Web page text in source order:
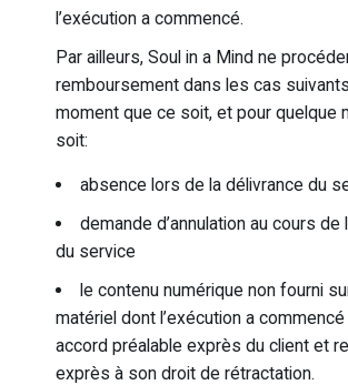
l’exécution a commencé.
Par ailleurs, Soul in a Mind ne
remboursement dans les cas
moment que ce soit, et pour quelque
soit:
absence lors de la délivrance du
demande d’annulation au cours de
du service
le contenu numérique non fourni
matériel dont l’exécution a
accord préalable exprès du client et
exprès à son droit de rétractation.